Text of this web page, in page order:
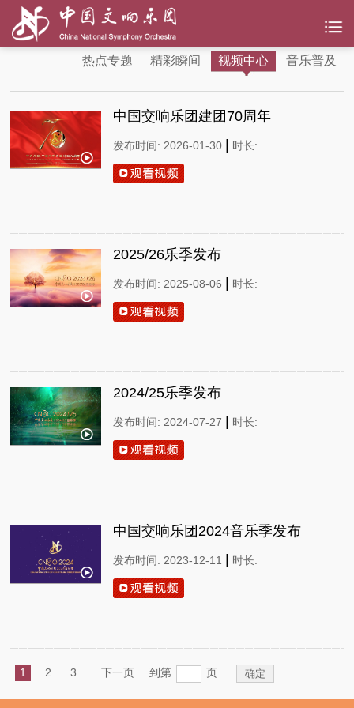
热点专题 精彩瞬间 视频中心 音乐普及
中国交响乐团建团70周年
发布时间: 2026-01-30 时长:
2025/26乐季发布
发布时间: 2025-08-06 时长:
2024/25乐季发布
发布时间: 2024-07-27 时长:
中国交响乐团2024音乐季发布
发布时间: 2023-12-11 时长:
1 2 3 下一页 到第 页